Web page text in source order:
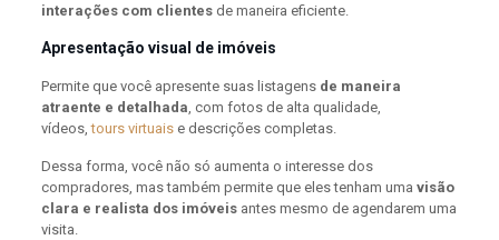
interações com clientes de maneira eficiente.
Apresentação visual de imóveis
Permite que você apresente suas listagens de maneira
atraente e detalhada, com fotos de alta qualidade,
vídeos, tours virtuaise descrições completas.
Dessa forma, você não só aumenta o interesse dos
compradores, mas também permite que eles tenham uma visão
clara e realista dos imóveisantes mesmo de agendarem uma
visita.